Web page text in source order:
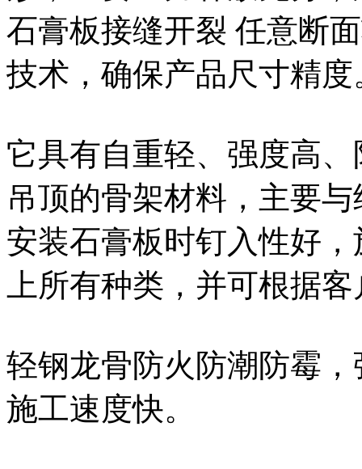
石膏板接缝开裂 任意断
技术，确保产品尺寸精度
它具有自重轻、强度高
吊顶的骨架材料，主要
安装石膏板时钉入性好
上所有种类，并可根据
轻钢龙骨防火防潮防霉
施工速度快。